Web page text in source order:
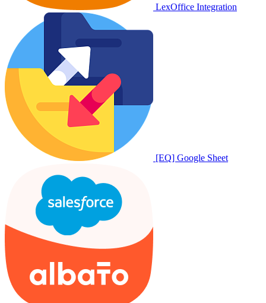
LexOffice Integration
[EQ] Google Sheet